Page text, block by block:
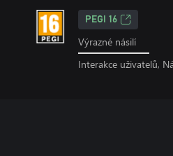
PEGI 16
Výrazné násilí
Interakce uživatelů,